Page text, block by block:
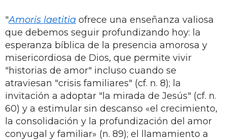
"Amoris laetitia ofrece una enseñanza valiosa
que debemos seguir profundizando hoy: la
esperanza bíblica de la presencia amorosa y
misericordiosa de Dios, que permite vivir
"historias de amor" incluso cuando se
atraviesan "crisis familiares" (cf. n. 8); la
invitación a adoptar "la mirada de Jesús" (cf. n.
60) y a estimular sin descanso «el crecimiento,
la consolidación y la profundización del amor
conyugal y familiar» (n. 89); el llamamiento a